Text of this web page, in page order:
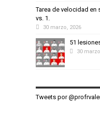
Tarea de velocidad
vs. 1.
30 marzo, 2026
51
30
Tweets por